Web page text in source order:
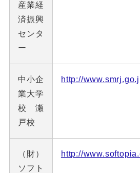
産業経
済振興
センタ
ー
中小企
業大学
校 瀬
戸校
http://
（財）
ソフト
http://